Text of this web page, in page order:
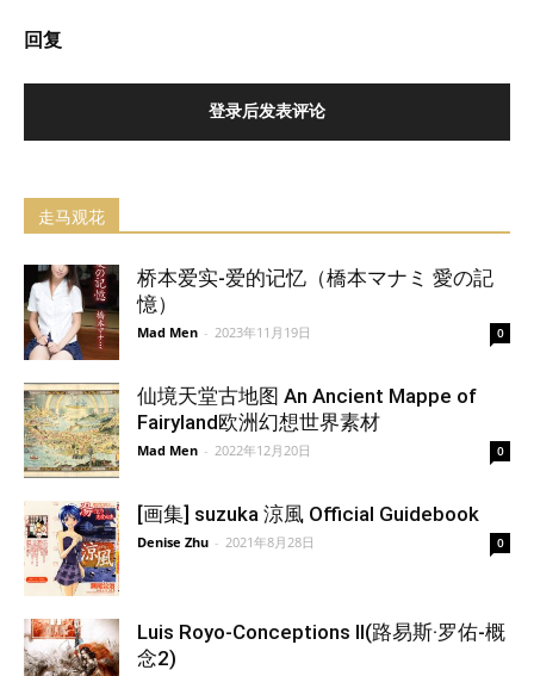
回复
登录后发表评论
走马观花
桥本爱实-爱的记忆（橋本マナミ 愛の記
憶）
Mad Men - 2023年11月19日 0
仙境天堂古地图 An Ancient Mappe of
Fairyland欧洲幻想世界素材
Mad Men - 2022年12月20日 0
[画集] suzuka 涼風 Official Guidebook
Denise Zhu - 2021年8月28日 0
Luis Royo-Conceptions II(路易斯·罗佑-概
念2)